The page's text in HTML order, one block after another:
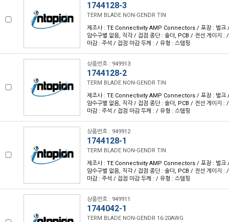
1744128-3
TERM BLADE NON-GENDR TIN
제조사 : TE Connectivity AMP Connectors / 포장 : 벌크
암수구별 없음, 직각 / 접점 종단 : 솔더, PCB / 전선 게이지 :
마감 : 주석 / 접점 마감 두께 : / 유형 : 스탬핑
상품번호 : 949913
1744128-2
TERM BLADE NON-GENDR TIN
제조사 : TE Connectivity AMP Connectors / 포장 : 벌크
암수구별 없음, 직각 / 접점 종단 : 솔더, PCB / 전선 게이지 :
마감 : 주석 / 접점 마감 두께 : / 유형 : 스탬핑
상품번호 : 949912
1744128-1
TERM BLADE NON-GENDR TIN
제조사 : TE Connectivity AMP Connectors / 포장 : 벌크
암수구별 없음, 직각 / 접점 종단 : 솔더, PCB / 전선 게이지 :
마감 : 주석 / 접점 마감 두께 : / 유형 : 스탬핑
상품번호 : 949911
1744042-1
TERM BLADE NON-GENDR 16-20AWG